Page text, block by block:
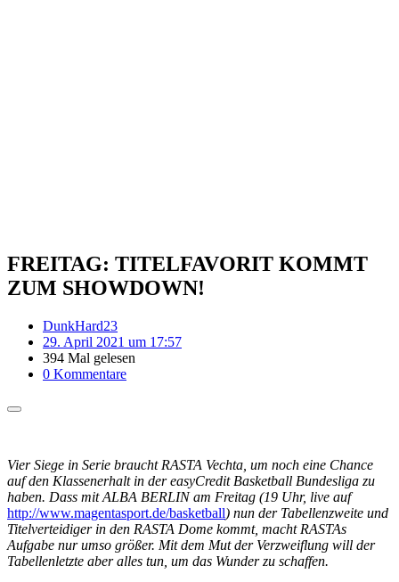
FREITAG: TITELFAVORIT KOMMT
ZUM SHOWDOWN!
DunkHard23
29. April 2021 um 17:57
394 Mal gelesen
0 Kommentare
Vier Siege in Serie braucht RASTA Vechta, um noch eine Chance
auf den Klassenerhalt in der easyCredit Basketball Bundesliga zu
haben. Dass mit ALBA BERLIN am Freitag (19 Uhr, live auf
http://www.magentasport.de/basketball) nun der Tabellenzweite und
Titelverteidiger in den RASTA Dome kommt, macht RASTAs
Aufgabe nur umso größer. Mit dem Mut der Verzweiflung will der
Tabellenletzte aber alles tun, um das Wunder zu schaffen.